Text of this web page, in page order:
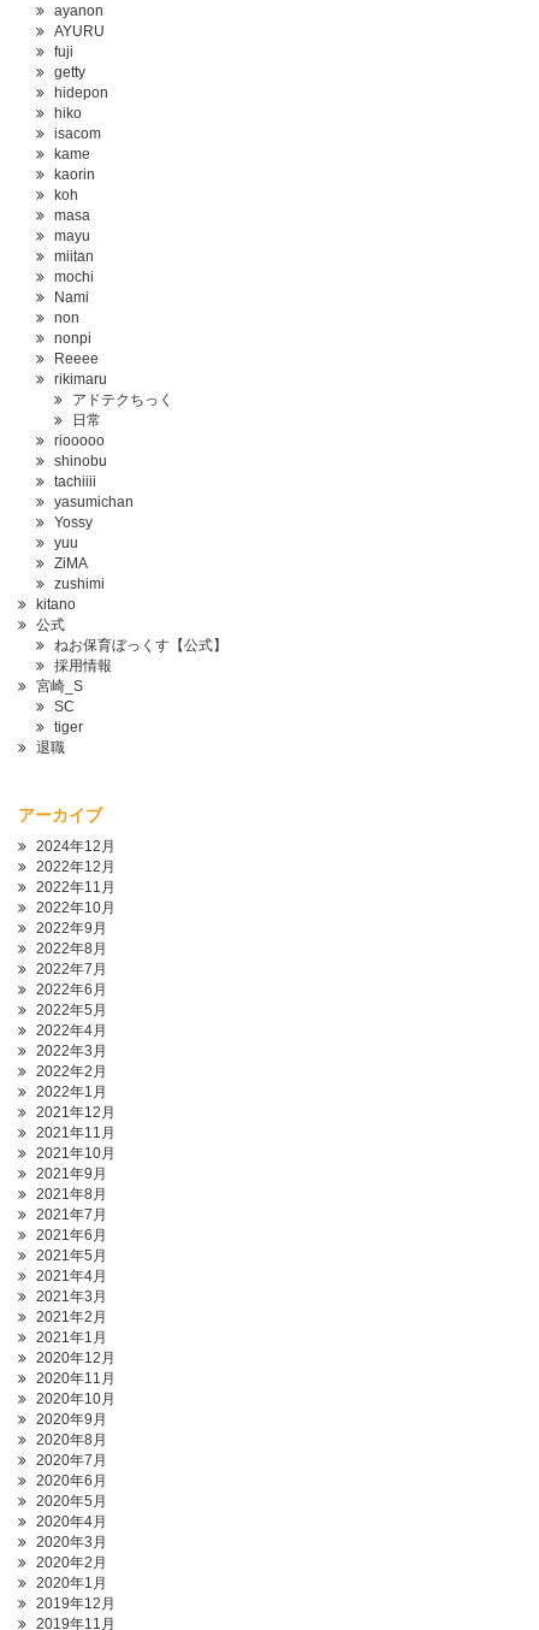
ayanon
AYURU
fuji
getty
hidepon
hiko
isacom
kame
kaorin
koh
masa
mayu
miitan
mochi
Nami
non
nonpi
Reeee
rikimaru
アドテクちっく
日常
riooooo
shinobu
tachiiii
yasumichan
Yossy
yuu
ZiMA
zushimi
kitano
公式
ねお保育ぼっくす【公式】
採用情報
宮崎_S
SC
tiger
退職
アーカイブ
2024年12月
2022年12月
2022年11月
2022年10月
2022年9月
2022年8月
2022年7月
2022年6月
2022年5月
2022年4月
2022年3月
2022年2月
2022年1月
2021年12月
2021年11月
2021年10月
2021年9月
2021年8月
2021年7月
2021年6月
2021年5月
2021年4月
2021年3月
2021年2月
2021年1月
2020年12月
2020年11月
2020年10月
2020年9月
2020年8月
2020年7月
2020年6月
2020年5月
2020年4月
2020年3月
2020年2月
2020年1月
2019年12月
2019年11月